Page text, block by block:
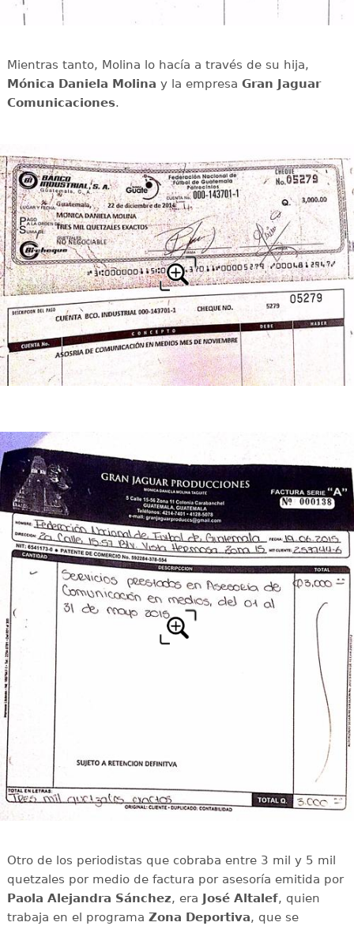
Mientras tanto, Molina lo hacía a través de su hija,
Mónica Daniela Molina y la empresa Gran Jaguar
Comunicaciones.
Otro de los periodistas que cobraba entre 3 mil y 5 mil
quetzales por medio de factura por asesoría emitida por
Paola Alejandra Sánchez, era José Altalef, quien
trabaja en el programa Zona Deportiva, que se